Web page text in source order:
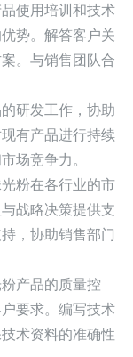
使用培训和技术
势。解答客户关
。与销售团队合
研发工作，协助
有产品进行持续
场竞争力。
粉在各行业的市
战略决策提供支
，协助销售部门
产品的质量控
要求。编写技术
术资料的准确性